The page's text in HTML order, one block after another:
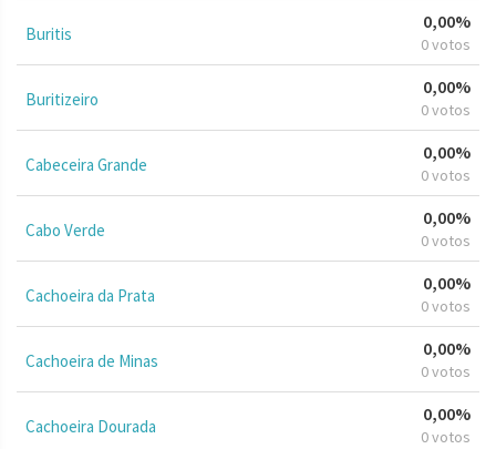
Buritis
0,00%
0 votos
Buritizeiro
0,00%
0 votos
Cabeceira Grande
0,00%
0 votos
Cabo Verde
0,00%
0 votos
Cachoeira da Prata
0,00%
0 votos
Cachoeira de Minas
0,00%
0 votos
Cachoeira Dourada
0,00%
0 votos